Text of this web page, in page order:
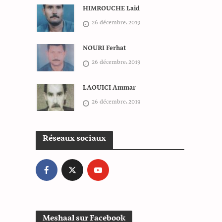
HIMROUCHE Laid
26 décembre، 2019
NOURI Ferhat
26 décembre، 2019
LAOUICI Ammar
26 décembre، 2019
Réseaux sociaux
Meshaal sur Facebook